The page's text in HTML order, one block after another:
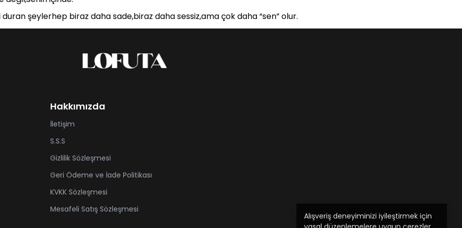
Alışveriş deneyiminizi iyileştirmek için
şeylerhep biraz daha sade,biraz daha sessiz,ama çok daha “sen” olur.
Hakkımızda
İletişim
S.S.S
Gizlilik Sözleşmesi
Geri Ödeme ve İade Politikası
KVKK Sözleşmesi
Mesafeli Satış Sözleşmesi